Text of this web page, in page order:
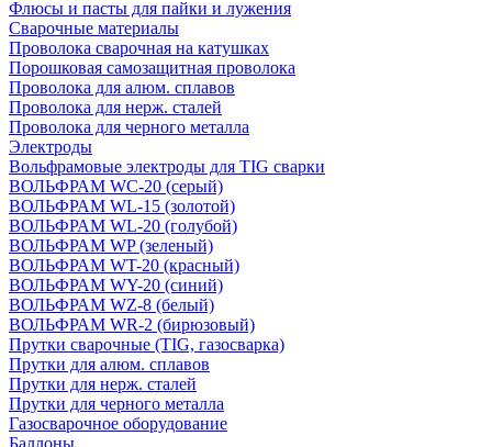
Флюсы и пасты для пайки и лужения
Сварочные материалы
Проволока сварочная на катушках
Порошковая самозащитная проволока
Проволока для алюм. сплавов
Проволока для нерж. сталей
Проволока для черного металла
Электроды
Вольфрамовые электроды для TIG сварки
ВОЛЬФРАМ WC-20 (серый)
ВОЛЬФРАМ WL-15 (золотой)
ВОЛЬФРАМ WL-20 (голубой)
ВОЛЬФРАМ WP (зеленый)
ВОЛЬФРАМ WT-20 (красный)
ВОЛЬФРАМ WY-20 (синий)
ВОЛЬФРАМ WZ-8 (белый)
ВОЛЬФРАМ WR-2 (бирюзовый)
Прутки сварочные (TIG, газосварка)
Прутки для алюм. сплавов
Прутки для нерж. сталей
Прутки для черного металла
Газосварочное оборудование
Баллоны